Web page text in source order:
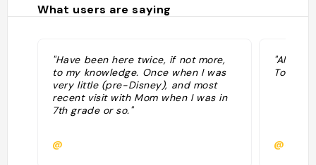
What users are saying
"Have been here twice, if not more,
to my knowledge. Once when I was
very little (pre-Disney), and most
recent visit with Mom when I was in
7th grade or so."
@
Tom il